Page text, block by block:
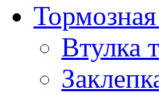
Втулка